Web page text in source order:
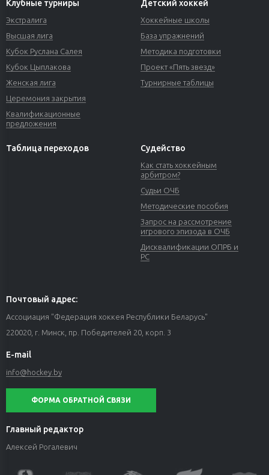
Клубные турниры
Экстралига
Высшая лига
Кубок Руслана Салея
Кубок Цыплакова
Женская лига
Церемония закрытия
Квалификационные
предложения
Детский хоккей
Хоккейные школы
База упражнений
Методика подготовки
Проект «Пять звезд»
Турнирные таблицы
Таблица переходов Судейство
Как стать хоккейным
арбитром?
Судьи ОЧБ
Методические пособия
Запрос на рассмотрение
игрового эпизода в ОЧБ
Дисквалификации ОПРБ и
РС
Почтовый адрес:
Ассоциация "Федерация хоккея Республики Беларусь"
220020, г. Минск, пр. Победителей 20, корп. 3
E-mail
info@hockey.by
ФОРМА ОБРАТНОЙ СВЯЗИ
Главный редактор
Алексей Рогалевич